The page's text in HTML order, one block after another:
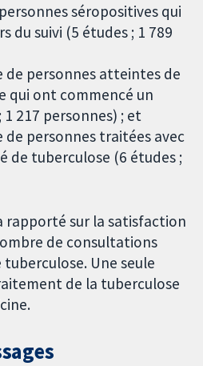
séropositives qui
du suivi (5 études ; 1 789
de personnes atteintes de
qui ont commencé un
217 personnes) ; et
personnes traitées avec
de tuberculose (6 études ;
rapporté sur la satisfaction
de consultations
Une seule
de la tuberculose